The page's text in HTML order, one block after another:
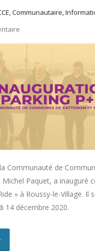
Communautaire,
Communauté de
Michel Paquet, a inauguré
» à Roussy-le-Village. Il
14 décembre 2020.